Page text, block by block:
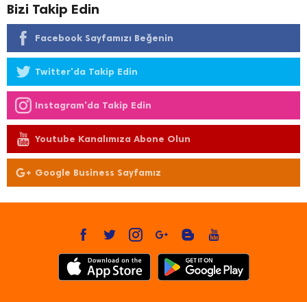
Bizi Takip Edin
Facebook Sayfamızı Beğenin
Twitter'da Takip Edin
Instagram'da Takip Edin
Youtube Kanalımıza Abone Olun
Google Business Sayfamız